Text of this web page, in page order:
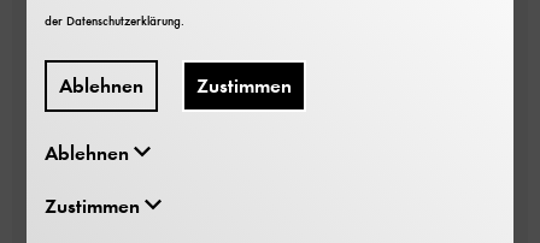
derDatenschutzerklärung
Ablehnen Zustimmen
Ablehnen
Zustimmen